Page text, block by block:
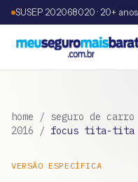
SUSEP 202068020 · 20+ anos
home / seguro de carro
2016 / focus tita-tita
VERSÃO ESPECÍFICA